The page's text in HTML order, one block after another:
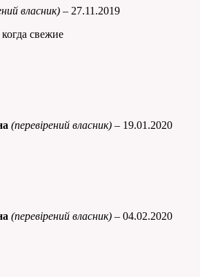
власник) – 27.11.2019
свежие
(перевірений власник) – 19.01.2020
(перевірений власник) – 04.02.2020